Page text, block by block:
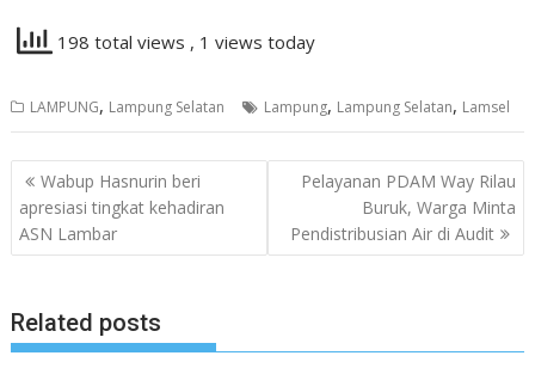
198 total views , 1 views today
LAMPUNG, Lampung Selatan Lampung, Lampung Selatan, Lamsel
Navigasi
pos
Wabup Hasnurin beri
apresiasi tingkat kehadiran
ASN Lambar
Pelayanan PDAM Way Rilau
Buruk, Warga Minta
Pendistribusian Air di Audit
Related posts